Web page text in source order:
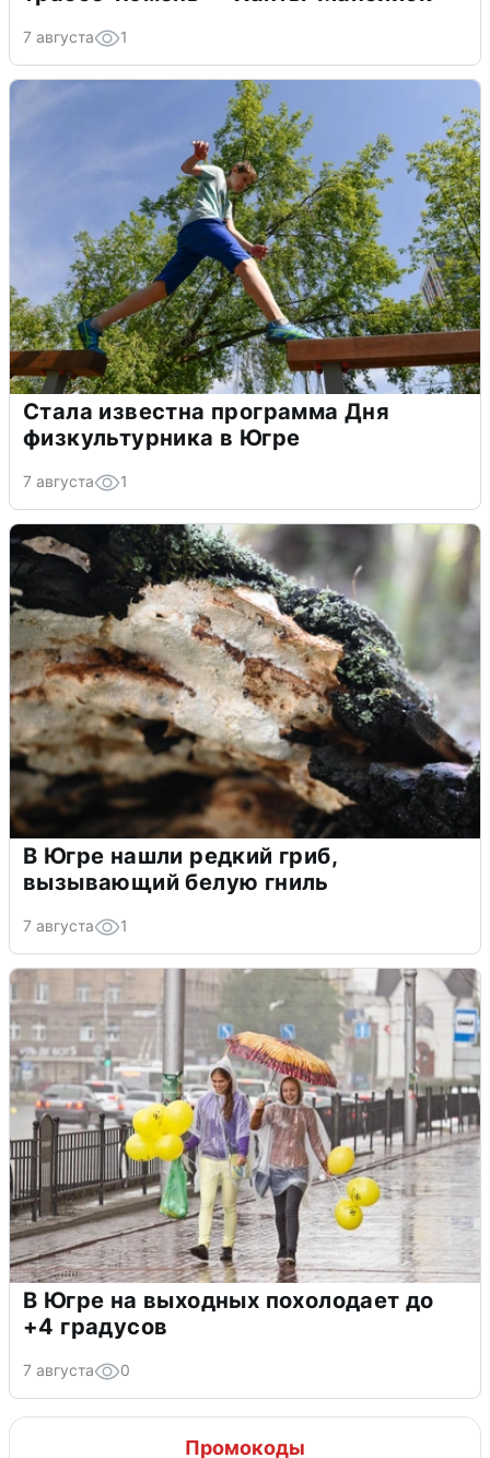
7 августа 1
Стала известна программа Дня
физкультурника в Югре
7 августа 1
В Югре нашли редкий гриб,
вызывающий белую гниль
7 августа 1
В Югре на выходных похолодает до
+4 градусов
7 августа 0
Промокоды